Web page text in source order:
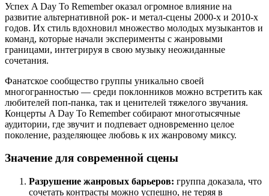
Успех A Day To Remember оказал огромное влияние на
развитие альтернативной рок- и метал-сцены 2000-х и 2010-х
годов. Их стиль вдохновил множество молодых музыкантов и
команд, которые начали эксперименты с жанровыми
границами, интегрируя в свою музыку неожиданные
сочетания.
Фанатское сообщество группы уникально своей
многогранностью — среди поклонников можно встретить как
любителей поп-панка, так и ценителей тяжелого звучания.
Концерты A Day To Remember собирают многотысячные
аудитории, где звучит и подпевает одновременно целое
поколение, разделяющее любовь к их жанровому миксу.
Значение для современной сцены
Разрушение жанровых барьеров: группа доказала, что
сочетать контрасты можно успешно, не теряя в